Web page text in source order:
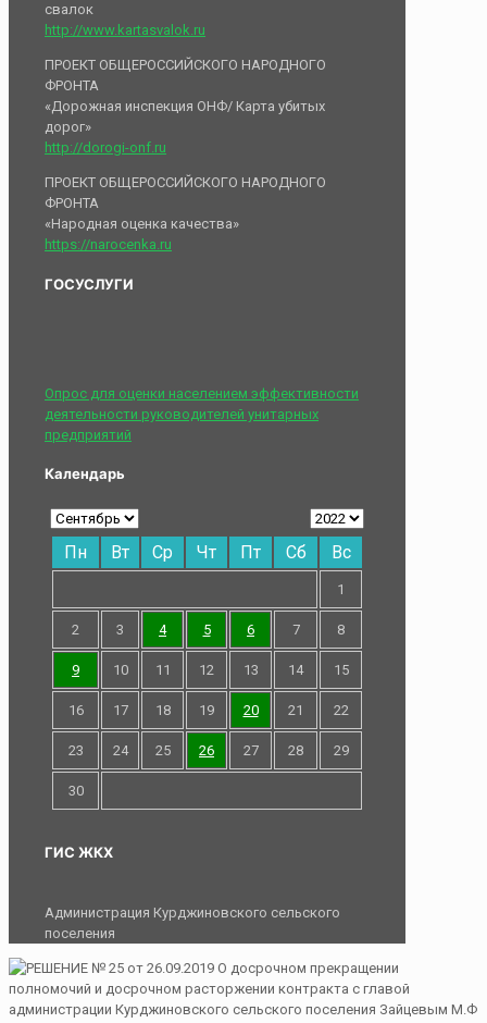
свалок
http://www.kartasvalok.ru
ПРОЕКТ ОБЩЕРОССИЙСКОГО НАРОДНОГО
ФРОНТА
«Дорожная инспекция ОНФ/ Карта убитых
дорог»
http://dorogi-onf.ru
ПРОЕКТ ОБЩЕРОССИЙСКОГО НАРОДНОГО
ФРОНТА
«Народная оценка качества»
https://narocenka.ru
ГОСУСЛУГИ
Опрос для оценки населением эффективности
деятельности руководителей унитарных
предприятий
Календарь
Пн Вт Ср Чт Пт Сб Вс
1
2 3 4 5 6 7 8
9 10 11 12 13 14 15
16 17 18 19 20 21 22
23 24 25 26 27 28 29
30
ГИС ЖКХ
Администрация Курджиновского сельского
поселения